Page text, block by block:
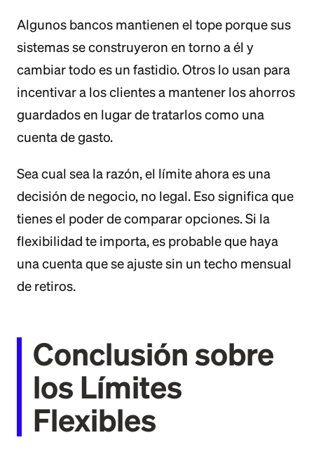
Algunos bancos mantienen el tope porque sus
sistemas se construyeron en torno a él y
cambiar todo es un fastidio. Otros lo usan para
incentivar a los clientes a mantener los ahorros
guardados en lugar de tratarlos como una
cuenta de gasto.
Sea cual sea la razón, el límite ahora es una
decisión de negocio, no legal. Eso significa que
tienes el poder de comparar opciones. Si la
flexibilidad te importa, es probable que haya
una cuenta que se ajuste sin un techo mensual
de retiros.
Conclusión sobre
los Límites
Flexibles